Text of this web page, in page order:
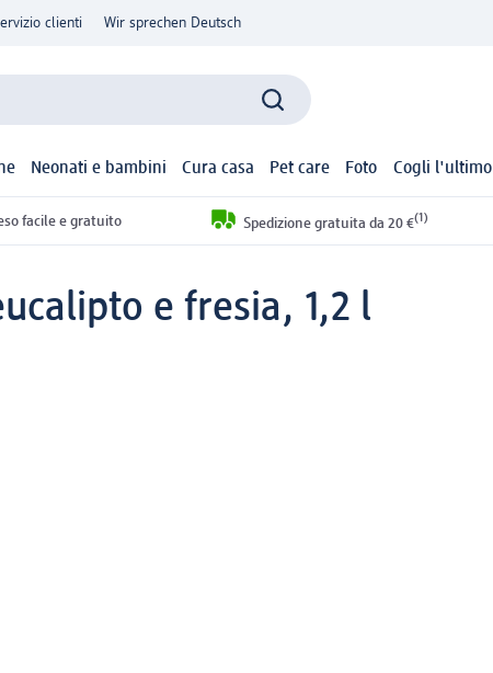
clienti Wir sprechen Deutsch
Neonati e bambini Cura casa Pet care Foto Cogli l'ultimo
facile e gratuito Spedizione gratuita da 20 €(1)
e fresia, 1,2 l